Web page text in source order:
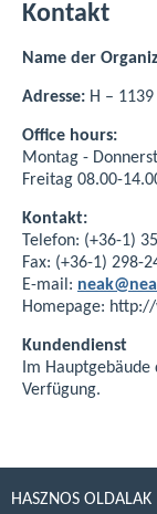
Kontakt
Name der
Adresse: H –
Office hours:
Montag -
Freitag 08.00-
Kontakt:
Telefon: (+36-1)
Fax: (+36-1) 298-
E-mail:
Homepage:
Kundendienst
Im
Verfügung.
HASZNOS OLDALAK